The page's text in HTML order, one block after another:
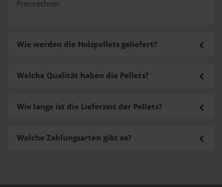
Preisrechner.
Wie werden die Holzpellets geliefert?
Welche Zahlungsarten gibt es?
Welche Qualität haben die Pellets?
Wie lange ist die Lieferzeit der Pellets?